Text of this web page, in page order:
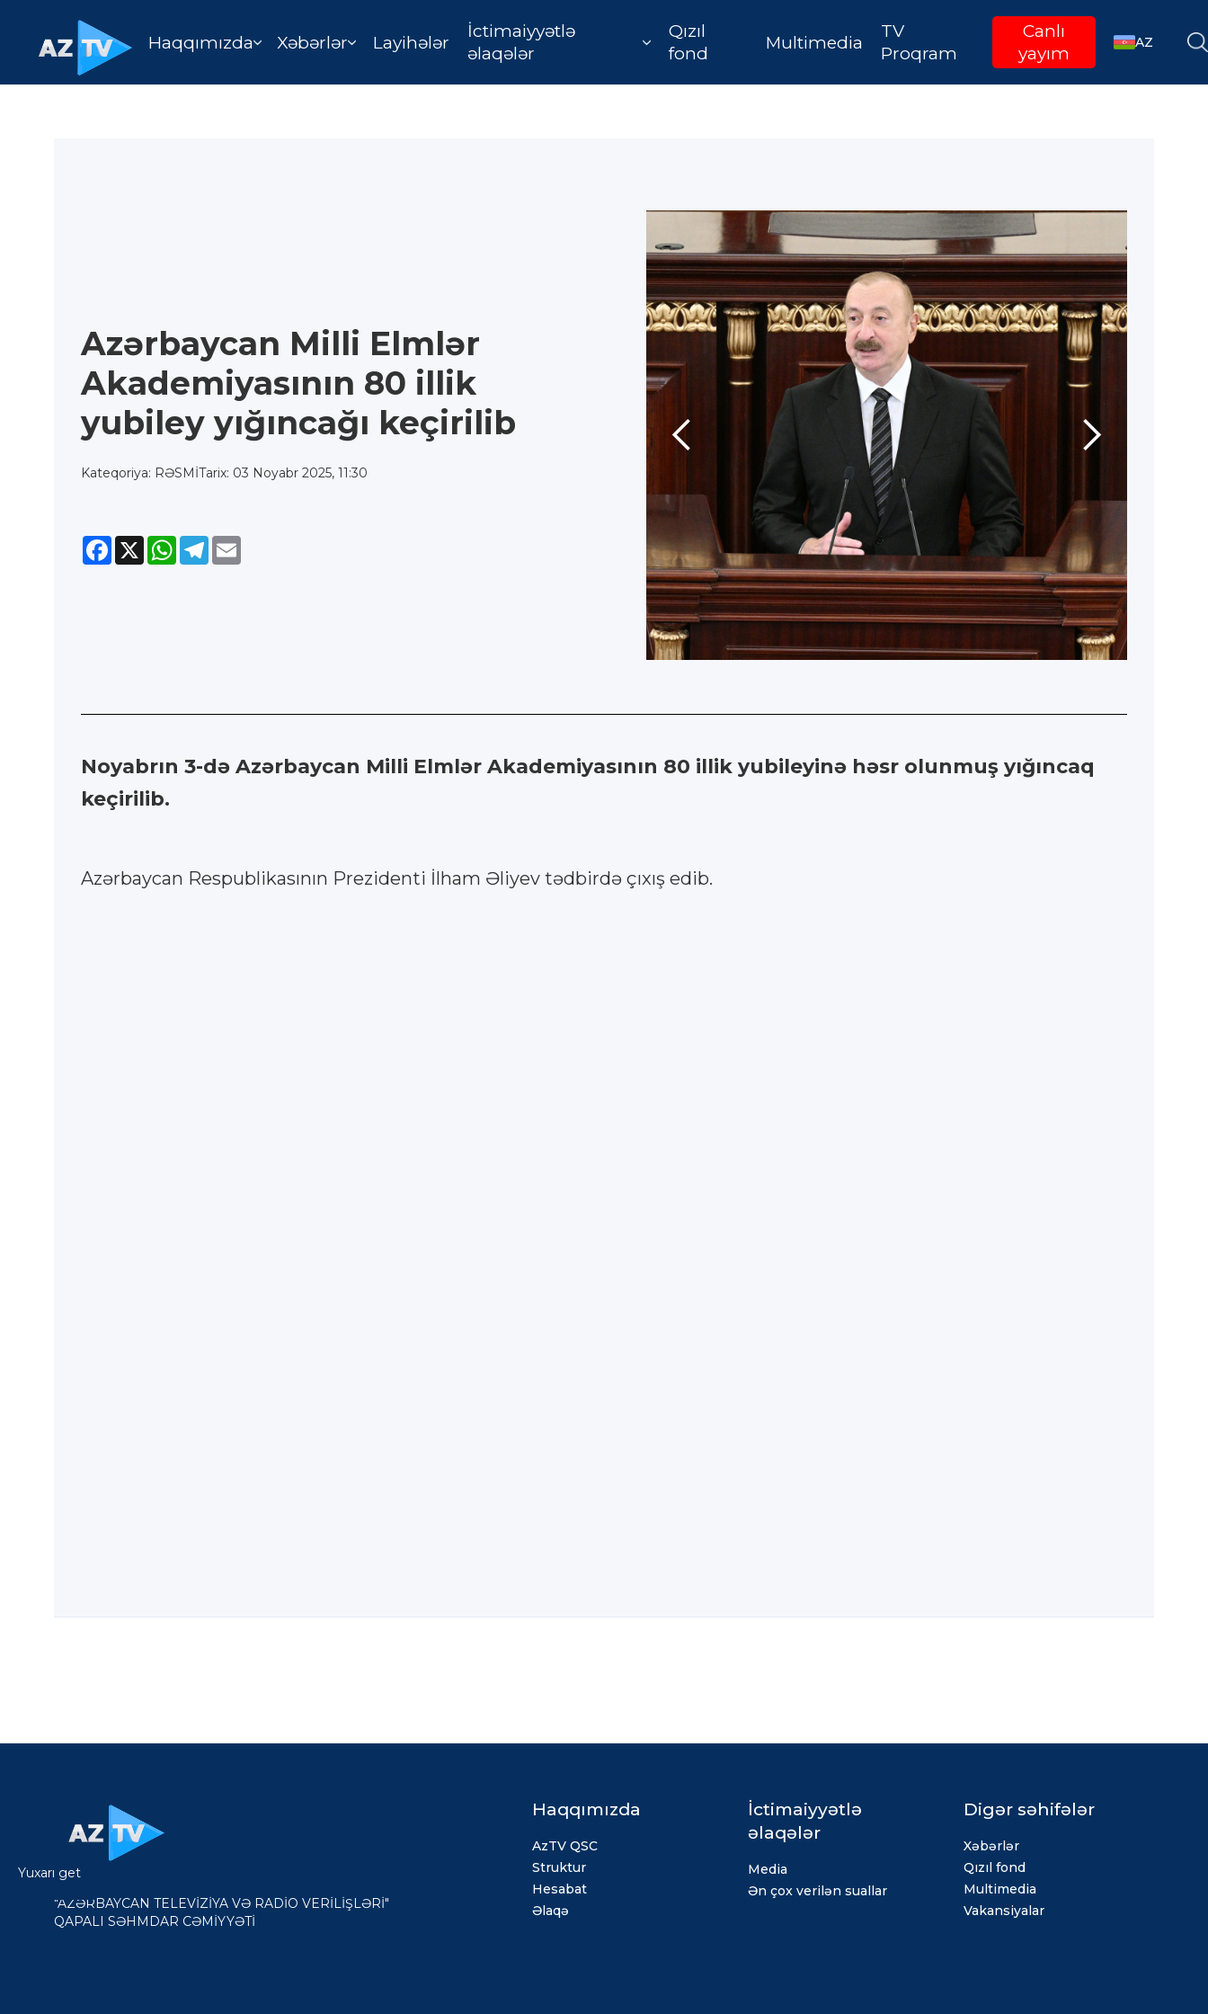
Haqqımızda Xəbərlər Layihələr
İctimaiyyətlə
əlaqələr
Qızıl
fond
Multimedia
TV
Proqram
Canlı
yayım
AZ
Azərbaycan Milli Elmlər
Akademiyasının 80 illik
yubiley yığıncağı keçirilib
Kateqoriya: RƏSMİTarix: 03 Noyabr 2025, 11:30
Facebook
X WhatsApp
Telegram
Noyabrın 3-də Azərbaycan Milli Elmlər Akademiyasının 80 illik yubileyinə həsr olunmuş yığıncaq
keçirilib.
Azərbaycan Respublikasının Prezidenti İlham Əliyev tədbirdə çıxış edib.
"AZƏRBAYCAN TELEVİZİYA VƏ RADİO VERİLİŞLƏRİ"
QAPALI SƏHMDAR CƏMİYYƏTİ
Haqqımızda
AzTV QSC
Struktur
Hesabat
Əlaqə
İctimaiyyətlə
əlaqələr
Media
Ən çox verilən suallar
Digər səhifələr
Xəbərlər
Qızıl fond
Multimedia
Vakansiyalar
Yuxarı get